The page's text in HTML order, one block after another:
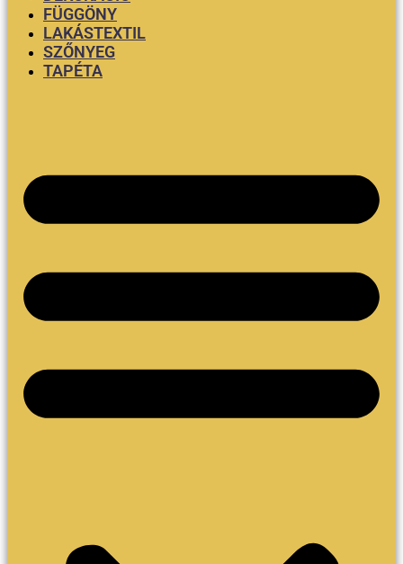
FÜGGÖNY
LAKÁSTEXTIL
SZŐNYEG
TAPÉTA